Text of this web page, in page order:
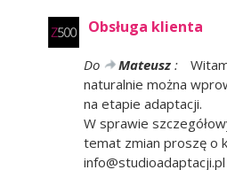
Obsługa klienta
Do Mateusz :
naturalnie można
na etapie adaptacji.
W sprawie
temat zmian proszę o
info@studioadaptacji.pl